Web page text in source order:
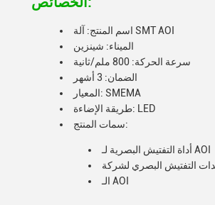
اسم المنتج: آلة SMT AOI
الميناء: شينزين
سرعة الحركة: 800 ملم/ثانية
الضمان: 3 أشهر
المعيار: SMEMA
طريقة الإضاءة: LED
سمات المنتج:
أداة التفتيش البصرية لـ AOI
الـ AOI